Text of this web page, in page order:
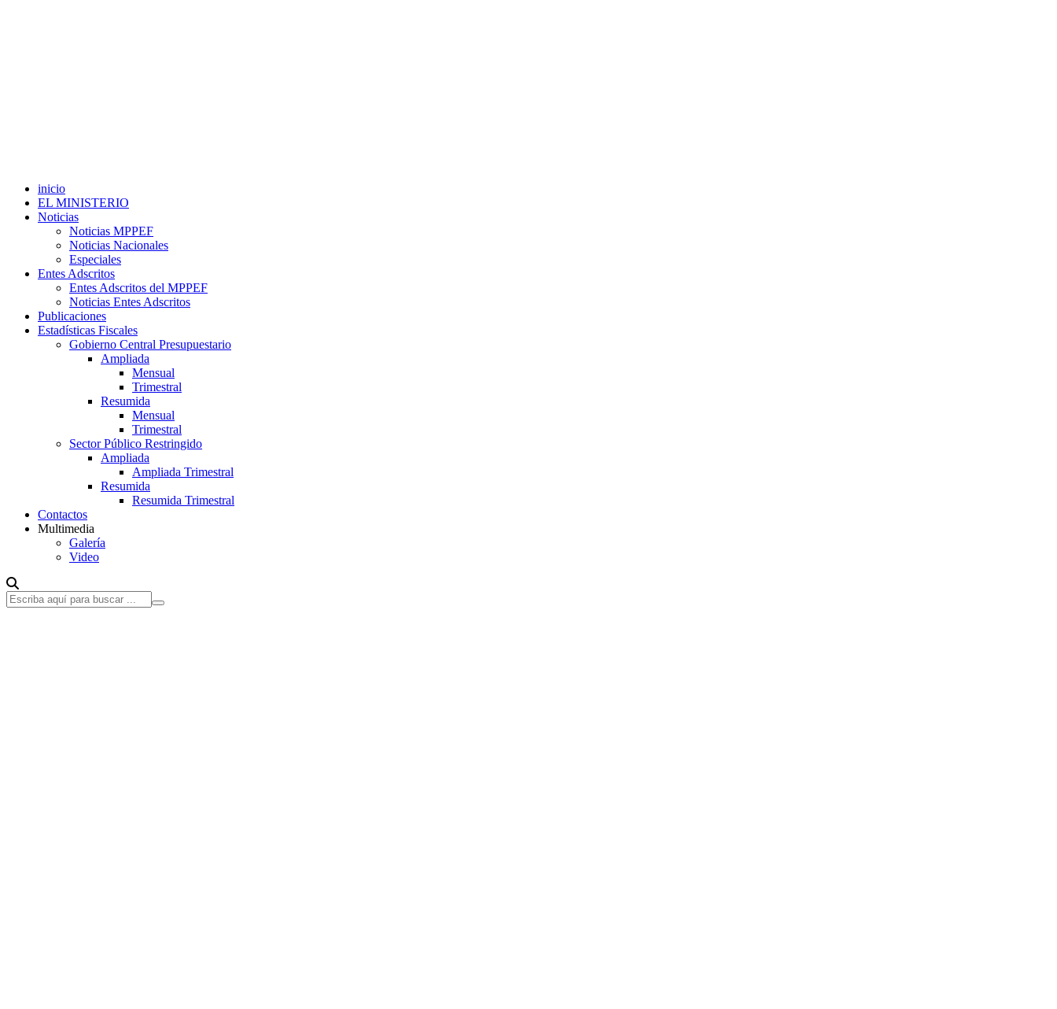
inicio
EL MINISTERIO
Noticias
Noticias MPPEF
Noticias Nacionales
Especiales
Entes Adscritos
Entes Adscritos del MPPEF
Noticias Entes Adscritos
Publicaciones
Estadísticas Fiscales
Gobierno Central Presupuestario
Ampliada
Mensual
Trimestral
Resumida
Mensual
Trimestral
Sector Público Restringido
Ampliada
Ampliada Trimestral
Resumida
Resumida Trimestral
Contactos
Multimedia
Galería
Video